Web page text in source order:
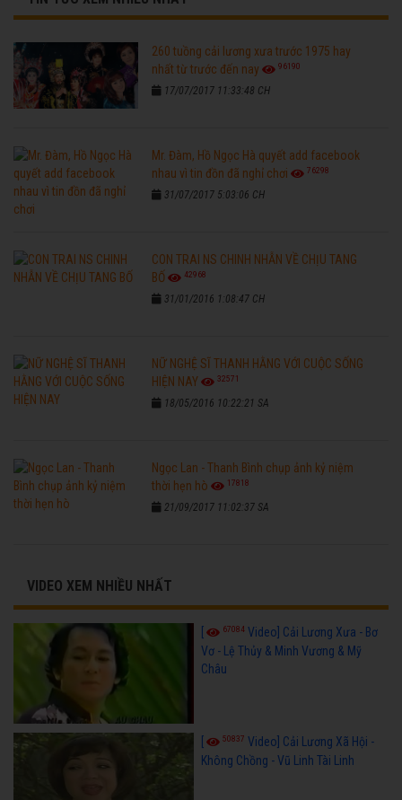
260 tuồng cải lương xưa trước 1975 hay
nhất từ trước đến nay
96190
17/07/2017 11:33:48 CH
Mr. Đàm, Hồ Ngọc Hà quyết add facebook
nhau vì tin đồn đã nghỉ chơi
76298
31/07/2017 5:03:06 CH
CON TRAI NS CHINH NHẪN VỀ CHỊU TANG
BỐ
42968
31/01/2016 1:08:47 CH
NỮ NGHỆ SĨ THANH HẰNG VỚI CUỘC SỐNG
HIỆN NAY
32571
18/05/2016 10:22:21 SA
Ngọc Lan - Thanh Bình chụp ảnh kỷ niệm
thời hẹn hò
17818
21/09/2017 11:02:37 SA
VIDEO XEM NHIỀU NHẤT
[ 67084 Video] Cải Lương Xưa - Bơ
Vơ - Lệ Thủy & Minh Vương & Mỹ
Châu
50837 Video] Cải Lương Xã Hội -
Không Chồng - Vũ Linh Tài Linh